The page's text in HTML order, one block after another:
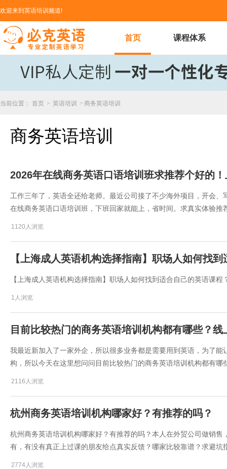
欢迎来到英语培训频道!
首页 课程体系
当前位置： 首页 > 英语培训 > 商务英语培训
商务英语培训
2026年在线商务英语口语培训班求推荐个好的
工作三年了，英语全还给老师。最近公司接了不少海外项目，开会
在线商务英语口语培训班，下班回家就能上，省时间。求真实体验推
1120人浏览
【上海成人英语机构选择指南】职场人如何找
【上海成人英语机构选择指南】职场人如何找到适合自己的英语课程
1人浏览
目前比较热门的商务英语培训机构都有哪些？
我最近新加入了一家外企，所以很多业务都是需要用到英语，为了
构，所以今天在这里想问问目前比较热门的商务英语培训机构都有哪
2116人浏览
杭州商务英语培训机构哪家好？有推荐的吗？
杭州商务英语培训机构哪家好？有推荐的吗？本人在外贸公司做销
有，有没有真正上过课的朋友给点真实反馈？哪家比较靠谱？求避坑
2774人浏览